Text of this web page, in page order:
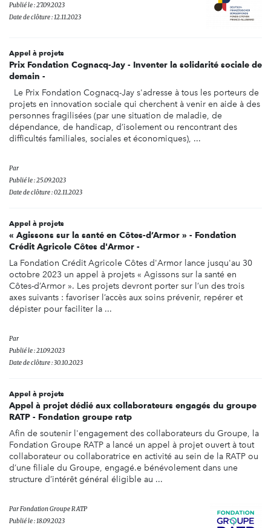
Publié le : 27.09.2023
Date de clôture : 12.11.2023
Appel à projets
Prix Fondation Cognacq-Jay - Inventer la solidarité sociale de
demain -
Le Prix Fondation Cognacq-Jay s'adresse à tous les porteurs de
projets en innovation sociale qui cherchent à venir en aide à des
personnes fragilisées (par une situation de maladie, de
dépendance, de handicap, d’isolement ou rencontrant des
difficultés familiales, sociales et économiques), ...
Par
Publié le : 25.09.2023
Date de clôture : 02.11.2023
Appel à projets
« Agissons sur la santé en Côtes-d’Armor » - Fondation
Crédit Agricole Côtes d'Armor -
La Fondation Crédit Agricole Côtes d'Armor lance jusqu'au 30
octobre 2023 un appel à projets « Agissons sur la santé en
Côtes-d’Armor ». Les projets devront porter sur l’un des trois
axes suivants : favoriser l’accès aux soins prévenir, repérer et
dépister pour faciliter la ...
Par
Publié le : 21.09.2023
Date de clôture : 30.10.2023
Appel à projets
Appel à projet dédié aux collaborateurs engagés du groupe
RATP - Fondation groupe ratp
Afin de soutenir l'engagement des collaborateurs du Groupe, la
Fondation Groupe RATP a lancé un appel à projet ouvert à tout
collaborateur ou collaboratrice en activité au sein de la RATP ou
d’une filiale du Groupe, engagé.e bénévolement dans une
structure d’intérêt général éligible au ...
ParFondation Groupe RATP
Publié le : 18.09.2023